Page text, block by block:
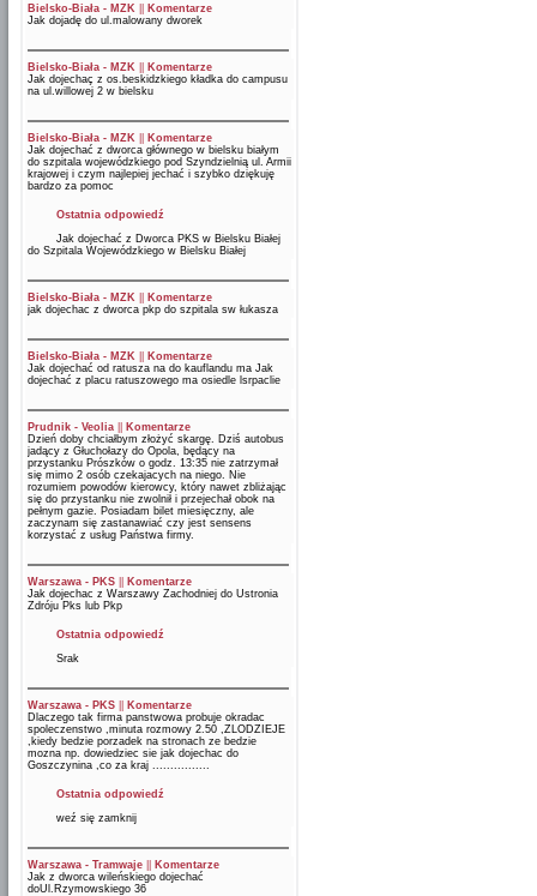
Bielsko-Biała - MZK
Komentarze
Jak dojadę do ul.malowany dworek
Bielsko-Biała - MZK
Komentarze
Jak dojechaç z os.beskidzkiego kładka do campusu
na ul.willowej 2 w bielsku
Bielsko-Biała - MZK
Komentarze
Jak dojechać z dworca głównego w bielsku białym
do szpitala wojewódzkiego pod Szyndzielnią ul. Armii
krajowej i czym najlepiej jechać i szybko dziękuję
bardzo za pomoc
Ostatnia odpowiedź
Jak dojechać z Dworca PKS w Bielsku Białej
do Szpitala Wojewódzkiego w Bielsku Białej
Bielsko-Biała - MZK
Komentarze
jak dojechac z dworca pkp do szpitala sw łukasza
Bielsko-Biała - MZK
Komentarze
Jak dojechać od ratusza na do kauflandu ma Jak
dojechać z placu ratuszowego ma osiedle lsrpaclie
Prudnik - Veolia
Komentarze
Dzień doby chciałbym złożyć skargę. Dziś autobus
jadący z Głuchołazy do Opola, będący na
przystanku Prószków o godz. 13:35 nie zatrzymał
się mimo 2 osób czekajacych na niego. Nie
rozumiem powodów kierowcy, który nawet zbliżając
się do przystanku nie zwolnił i przejechał obok na
pełnym gazie. Posiadam bilet miesięczny, ale
zaczynam się zastanawiać czy jest sensens
korzystać z usług Państwa firmy.
Warszawa - PKS
Komentarze
Jak dojechac z Warszawy Zachodniej do Ustronia
Zdróju Pks lub Pkp
Ostatnia odpowiedź
Srak
Warszawa - PKS
Komentarze
Dlaczego tak firma panstwowa probuje okradac
spoleczenstwo ,minuta rozmowy 2.50 ,ZLODZIEJE
,kiedy bedzie porzadek na stronach ze bedzie
mozna np. dowiedziec sie jak dojechac do
Goszczynina ,co za kraj ................
Ostatnia odpowiedź
weź się zamknij
Warszawa - Tramwaje
Komentarze
Jak z dworca wileńskiego dojechać
doUl.Rzymowskiego 36